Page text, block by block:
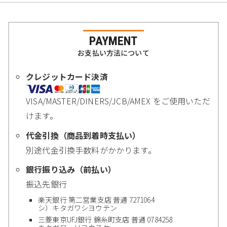
PAYMENT
お支払い方法について
クレジットカード決済
VISA/MASTER/DINERS/JCB/AMEX をご使用いただ
けます。
代金引換（商品到着時支払い）
別途代金引換手数料がかかります。
銀行振り込み（前払い）
振込先銀行
楽天銀行 第二営業支店 普通 7271064
シ）キタガワシヨウテン
三菱東京UFJ銀行 錦糸町支店 普通 0784258